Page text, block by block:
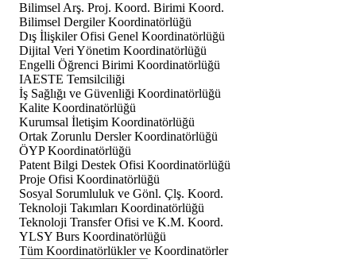
Bilimsel Arş. Proj. Koord. Birimi Koord.
Bilimsel Dergiler Koordinatörlüğü
Dış İlişkiler Ofisi Genel Koordinatörlüğü
Dijital Veri Yönetim Koordinatörlüğü
Engelli Öğrenci Birimi Koordinatörlüğü
IAESTE Temsilciliği
İş Sağlığı ve Güvenliği Koordinatörlüğü
Kalite Koordinatörlüğü
Kurumsal İletişim Koordinatörlüğü
Ortak Zorunlu Dersler Koordinatörlüğü
ÖYP Koordinatörlüğü
Patent Bilgi Destek Ofisi Koordinatörlüğü
Proje Ofisi Koordinatörlüğü
Sosyal Sorumluluk ve Gönl. Çlş. Koord.
Teknoloji Takımları Koordinatörlüğü
Teknoloji Transfer Ofisi ve K.M. Koord.
YLSY Burs Koordinatörlüğü
Tüm Koordinatörlükler ve Koordinatörler